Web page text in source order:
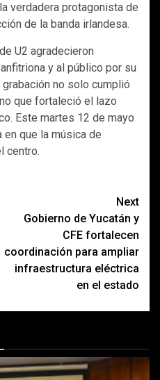
verdadera protagonista de
de la banda irlandesa.
U2 agradecieron
y al público por su
no solo cumplió
que fortaleció el lazo
Este martes 12 de mayo
que la música de
centro.
Next
Gobierno de Yucatán y
CFE fortalecen
coordinación para ampliar
infraestructura eléctrica
en el estado